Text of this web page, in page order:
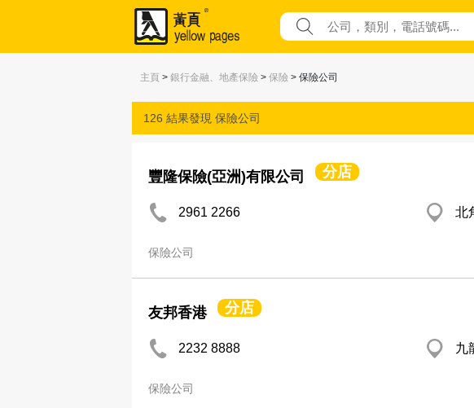
主頁 > 銀行金融、地產保險 > 保險 > 保險公司
126 結果發現 保險公司
豐隆保險(亞洲)有限公司 分店
2961 2266 北
保險公司
友邦香港 分店
2232 8888 九
保險公司